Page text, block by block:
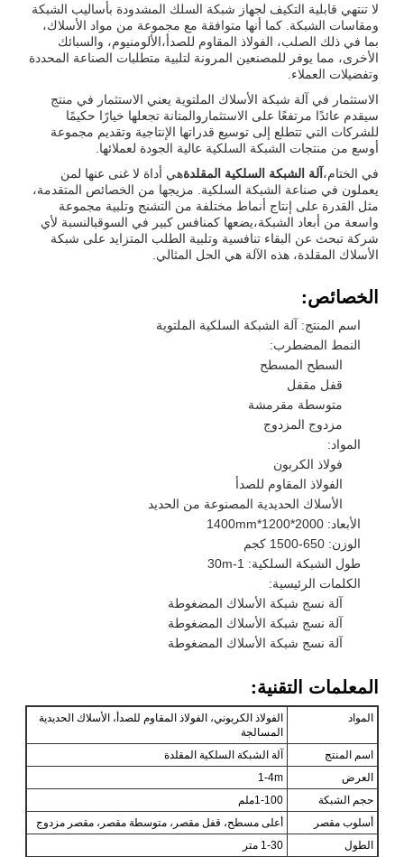
لا تنتهي قابلية التكيف لجهاز شبكة السلك المشدودة بأساليب الشبكة
ومقاسات الشبكة. كما أنها متوافقة مع مجموعة من مواد الأسلاك،
بما في ذلك الصلب، الفولاذ المقاوم للصدأ،الألومنيوم، والسبائك
الأخرى، مما يوفر للمصنعين المرونة لتلبية متطلبات الصناعة المحددة
وتفضيلات العملاء.
الاستثمار في آلة شبكة الأسلاك الملتوية يعني الاستثمار في منتج
سيقدم عائدًا مرتفعًا على الاستثماروالمتانة تجعلها خيارًا حكيمًا
للشركات التي تتطلع إلى توسيع قدراتها الإنتاجية وتقديم مجموعة
أوسع من منتجات الشبكة السلكية عالية الجودة لعملائها.
في الختام، آلة الشبكة السلكية المقلدةهي أداة لا غنى عنها لمن
يعملون في صناعة الشبكة السلكية. مزيجها من الخصائص المتقدمة،
مثل القدرة على إنتاج أنماط مختلفة من التشنج وتلبية مجموعة
واسعة من أبعاد الشبكة،يضعها كمنافس كبير في السوقبالنسبة لأي
شركة تبحث عن البقاء تنافسية وتلبية الطلب المتزايد على شبكة
الأسلاك المقلدة، هذه الآلة هي الحل المثالي.
الخصائص:
اسم المنتج: آلة الشبكة السلكية الملتوية
النمط المضطرب:
السطح المسطح
قفل مقفل
متوسطة مقرمشة
مزدوج المزدوج
المواد:
فولاذ الكربون
الفولاذ المقاوم للصدأ
الأسلاك الحديدية المصنوعة من الحديد
الأبعاد: 2000*1200*1400mm
الوزن: 650-1500 كجم
طول الشبكة السلكية: 1-30m
الكلمات الرئيسية:
آلة نسج شبكة الأسلاك المضغوطة
آلة نسج شبكة الأسلاك المضغوطة
آلة نسج شبكة الأسلاك المضغوطة
المعلمات التقنية:
المواد
الفولاذ الكربوني، الفولاذ المقاوم للصدأ، الأسلاك الحديدية
المسالجة
اسم المنتج
آلة الشبكة السلكية المقلدة
العرض
1-4m
حجم الشبكة
1-100ملم
أسلوب مقصر
أعلى مسطح، قفل مقصر، متوسطة مقصر، مقصر مزدوج
الطول
1-30 متر